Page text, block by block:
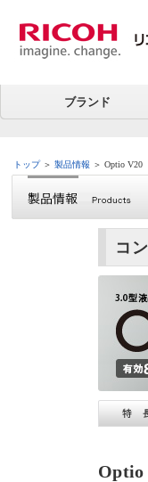
ブランド
トップ＞ 製品情報 ＞ Optio V20
コ
Optio